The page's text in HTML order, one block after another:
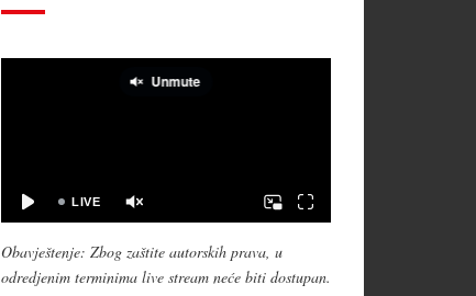
Obavještenje: Zbog zaštite autorskih prava, u
odredjenim terminima live stream neće biti dostupan.